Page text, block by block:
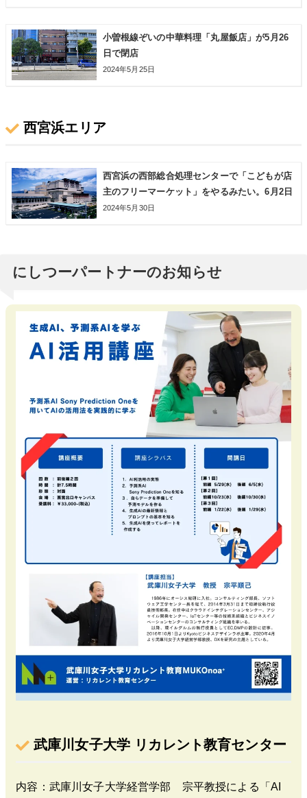
小曽根線ぞいの中華料理「丸屋飯店」が5月26
日で閉店
2024年5月25日
西宮浜エリア
西宮浜の西部総合処理センターで「こどもが店
主のフリーマーケット」をやるみたい。6月2日
2024年5月30日
にしつーパートナーのお知らせ
武庫川女子大学 リカレント教育センター
内容：武庫川女子大学経営学部 宗平教授による「AI